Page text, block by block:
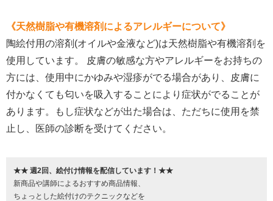
《天然樹脂や有機溶剤によるアレルギーについて》
陶絵付用の溶剤(オイルや金液など)は天然樹脂や有機溶剤を
使用しています。 皮膚の敏感な方やアレルギーをお持ちの
方には、使用中にかゆみや湿疹がでる場合があり、皮膚に
付かなくても匂いを吸入することにより症状がでることが
あります。もし症状などが出た場合は、ただちに使用を禁
止し、医師の診断を受けてください。
★★ 週2回、絵付け情報を配信しています！★★
新商品や講師によるおすすめ商品情報、
ちょっとした絵付けのテクニックなどを